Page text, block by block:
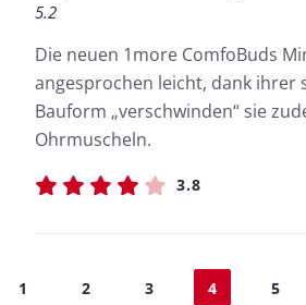
5.2
Die neuen 1more ComfoBuds
angesprochen leicht, dank ihrer
Bauform „verschwinden“ sie
Ohrmuscheln.
3.8
1 2 3 4 5